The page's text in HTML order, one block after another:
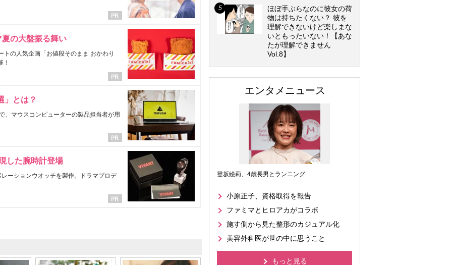
の大盤振る舞い
の人気企画「お値段そのまま おかわり
！
」とは？
、マウスコンピューターの製品担当者が用
した腕時計登場
ーションウオッチを製作。ドラマプロデ
ほぼ手ぶらなのに彼女の荷
物は持ちたくない？ 彼を
理解できないけど楽しまな
いともったいない！【あな
たが理解できません
Vol.8】
エンタメニュース
登坂絵莉、4歳長男とランニング
小原正子、資格取得を報告
ファミマとヒロアカがコラボ
施す側から見た整形のカジュアル化
美容外科医が世の中に思うこと
もっと見る